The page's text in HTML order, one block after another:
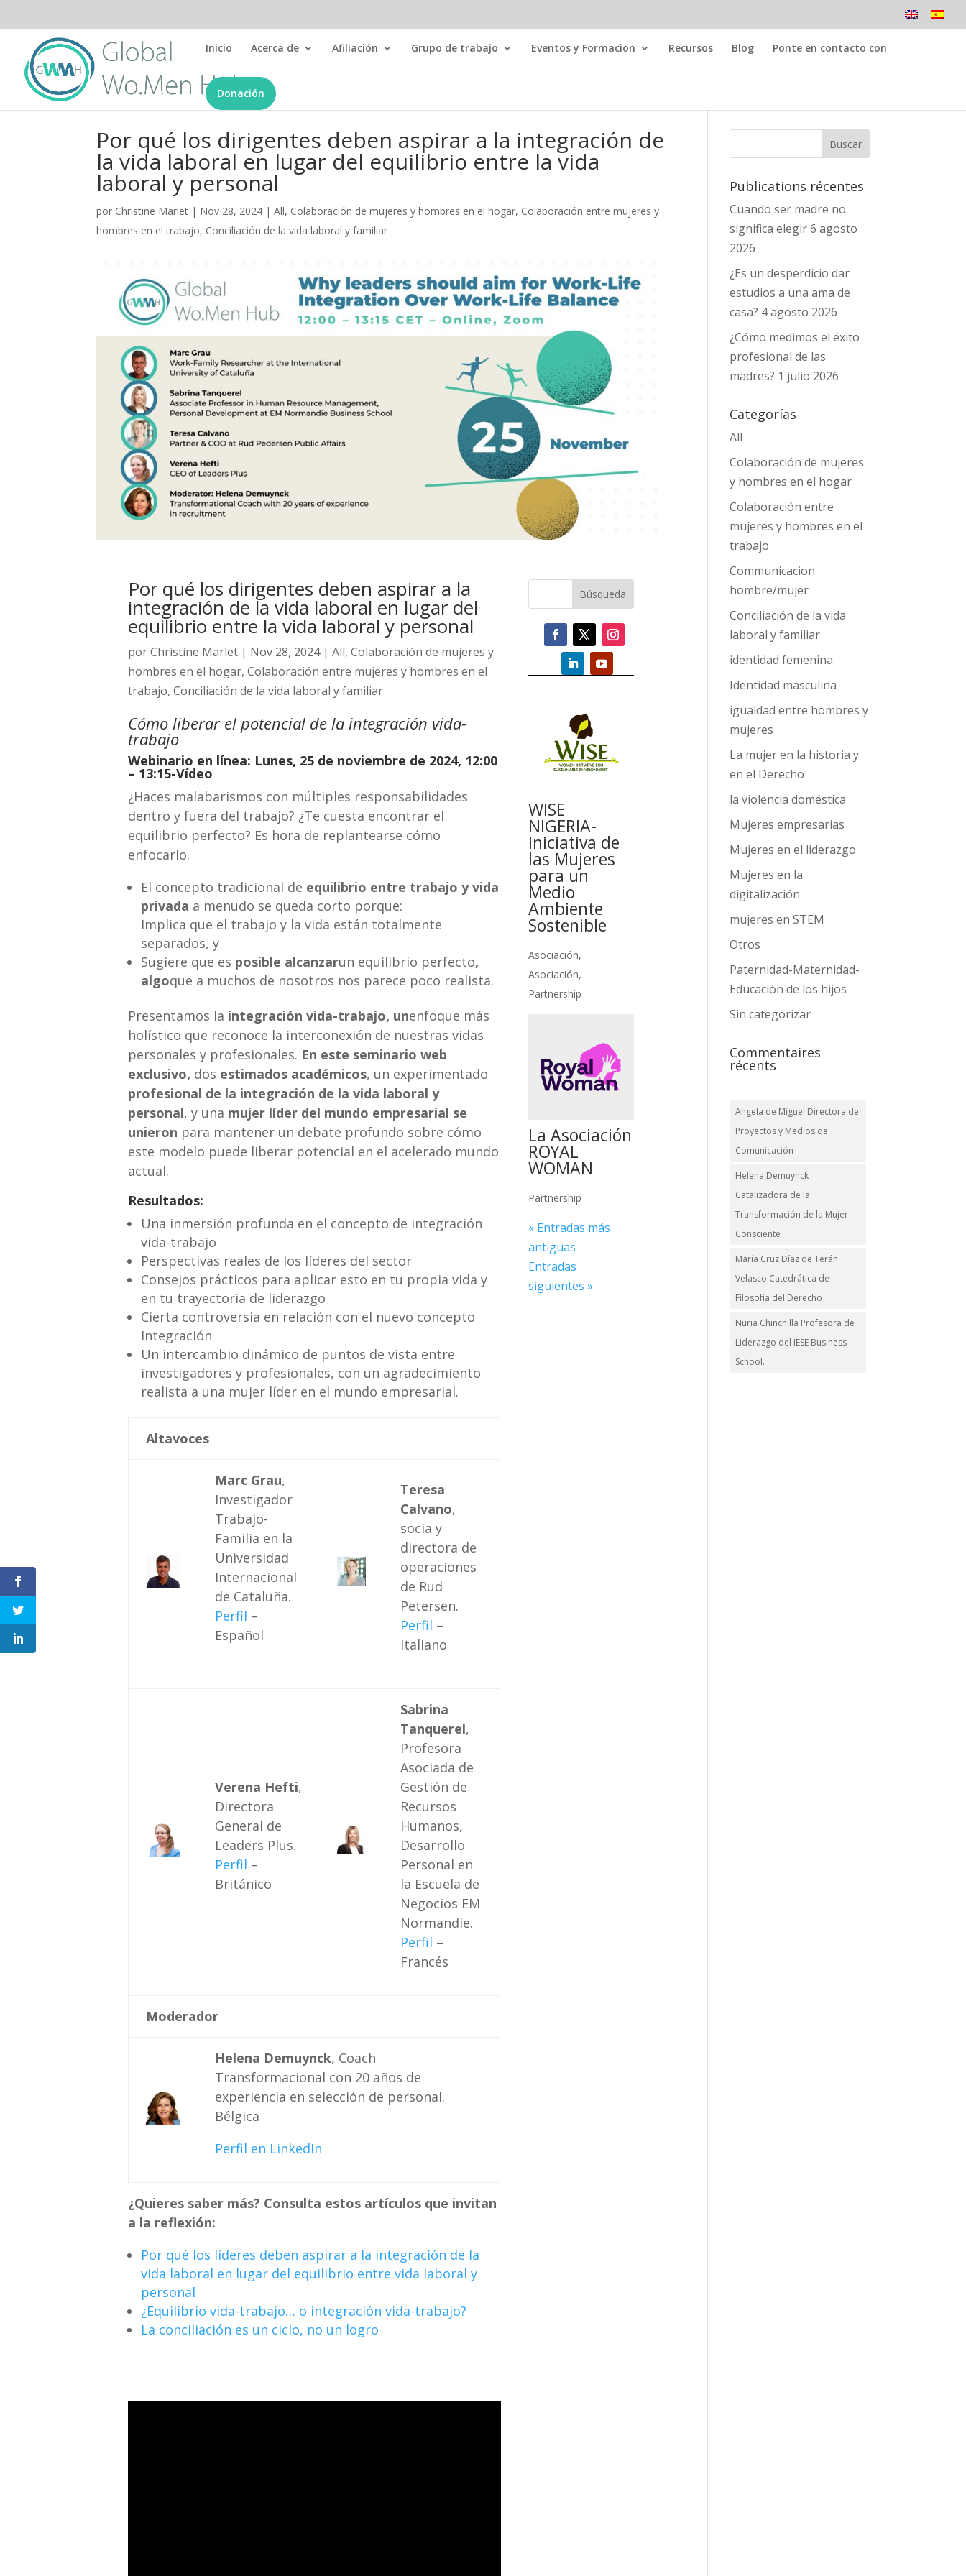
Inicio Acerca de Afiliación Grupo de trabajo Eventos y Formacion Recursos Blog Ponte en contacto con
Donación
Por qué los dirigentes deben aspirar a la integración de
la vida laboral en lugar del equilibrio entre la vida
laboral y personal
por Christine Marlet | Nov 28, 2024 |All, Colaboración de mujeres y hombres en el hogar, Colaboración entre mujeres y
hombres en el trabajo, Conciliación de la vida laboral y familiar
Por qué los dirigentes deben aspirar a la
integración de la vida laboral en lugar del
equilibrio entre la vida laboral y personal
porChristine Marlet| Nov 28, 2024| All, Colaboración de mujeres y
hombres en el hogar, Colaboración entre mujeres y hombres en el
trabajo, Conciliación de la vida laboral y familiar
Cómo liberar el potencial de la integración vida-
trabajo
Webinario en línea: Lunes, 25 de noviembre de 2024, 12:00
– 13:15-Vídeo
¿Haces malabarismos con múltiples responsabilidades
dentro y fuera del trabajo? ¿Te cuesta encontrar el
equilibrio perfecto? Es hora de replantearse cómo
enfocarlo.
El concepto tradicional de equilibrio entre trabajo y vida
privada a menudo se queda corto porque:
Implica que el trabajo y la vida están totalmente
separados, y
Sugiere que es posible alcanzarun equilibrio perfecto,
algoque a muchos de nosotros nos parece poco realista.
Presentamos la integración vida-trabajo, unenfoque más
holístico que reconoce la interconexión de nuestras vidas
personales y profesionales. En este seminario web
exclusivo, dos estimados académicos, un experimentado
profesional de la integración de la vida laboral y
personal, y una mujer líder del mundo empresarial se
unieron para mantener un debate profundo sobre cómo
este modelo puede liberar potencial en el acelerado mundo
actual.
Resultados:
Una inmersión profunda en el concepto de integración
vida-trabajo
Perspectivas reales de los líderes del sector
Consejos prácticos para aplicar esto en tu propia vida y
en tu trayectoria de liderazgo
Cierta controversia en relación con el nuevo concepto
Integración
Un intercambio dinámico de puntos de vista entre
investigadores y profesionales, con un agradecimiento
realista a una mujer líder en el mundo empresarial.
Altavoces
Marc Grau,
Investigador
Trabajo-
Familia en la
Universidad
Internacional
de Cataluña.
Perfil –
Español
Teresa
Calvano,
socia y
directora de
operaciones
de Rud
Petersen.
Perfil –
Italiano
Verena Hefti,
Directora
General de
Leaders Plus.
Perfil –
Británico
Sabrina
Tanquerel,
Profesora
Asociada de
Gestión de
Recursos
Humanos,
Desarrollo
Personal en
la Escuela de
Negocios EM
Normandie.
Perfil –
Francés
Moderador
Helena Demuynck, Coach
Transformacional con 20 años de
experiencia en selección de personal.
Bélgica
Perfil en LinkedIn
¿Quieres saber más? Consulta estos artículos que invitan
a la reflexión:
Por qué los líderes deben aspirar a la integración de la
vida laboral en lugar del equilibrio entre vida laboral y
personal
¿Equilibrio vida-trabajo… o integración vida-trabajo?
La conciliación es un ciclo, no un logro
WISE
NIGERIA-
Iniciativa de
las Mujeres
para un
Medio
Ambiente
Sostenible
Asociación,
Asociación,
Partnership
La Asociación
ROYAL
WOMAN
Partnership
« Entradas más
antiguas
Entradas
siguientes »
Publications récentes
Cuando ser madre no
significa elegir6 agosto
2026
¿Es un desperdicio dar
estudios a una ama de
casa? 4 agosto 2026
¿Cómo medimos el éxito
profesional de las
madres? 1 julio 2026
Categorías
All
Colaboración de mujeres
y hombres en el hogar
Colaboración entre
mujeres y hombres en el
trabajo
Communicacion
hombre/mujer
Conciliación de la vida
laboral y familiar
identidad femenina
Identidad masculina
igualdad entre hombres y
mujeres
La mujer en la historia y
en el Derecho
la violencia doméstica
Mujeres empresarias
Mujeres en el liderazgo
Mujeres en la
digitalización
mujeres en STEM
Otros
Paternidad-Maternidad-
Educación de los hijos
Sin categorizar
Commentaires
récents
Angela de Miguel Directora de
Proyectos y Medios de
Comunicación
Helena Demuynck
Catalizadora de la
Transformación de la Mujer
Consciente
María Cruz Díaz de Terán
Velasco Catedrática de
Filosofía del Derecho
Nuria Chinchilla Profesora de
Liderazgo del IESE Business
School.